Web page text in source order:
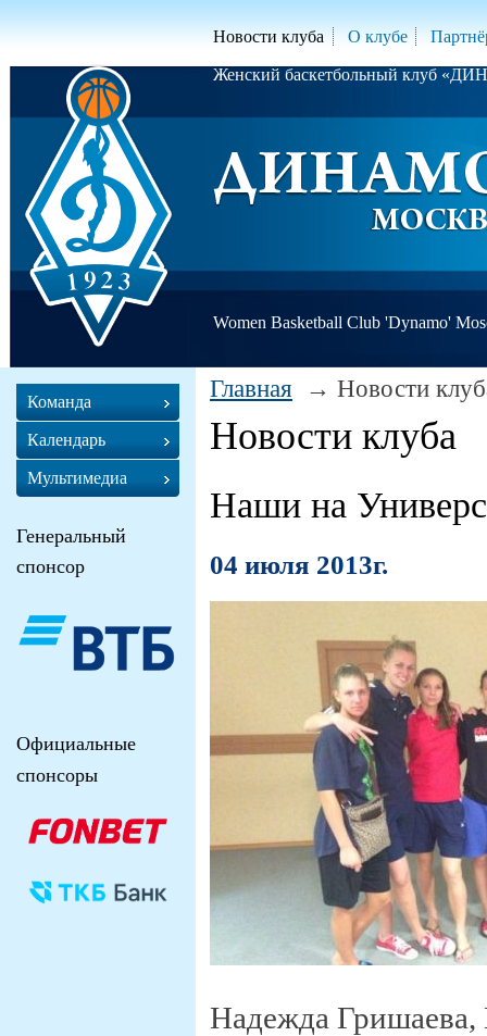
Новости клуба О клубе
Женский баскетбольный клуб
Women Basketball Club 'Dynamo'
Главная Новости
Новости клуба
Наши на
04 июля 2013г.
Надежда Гришаева,
Команда
Календарь
Мультимедиа
Генеральный
спонсор
Официальные
спонсоры